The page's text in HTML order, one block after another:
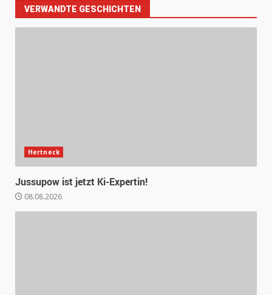
VERWANDTE GESCHICHTEN
Hertneck
Jussupow ist jetzt Ki-Expertin!
08.08.2026